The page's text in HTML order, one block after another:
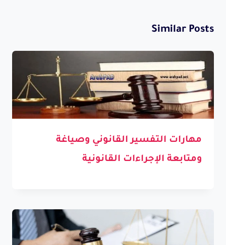
Similar Posts
مهارات التفسير القانوني وصياغة
ومتابعة الإجراءات القانونية